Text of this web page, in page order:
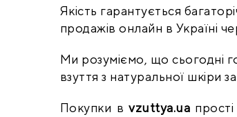
Якість гарантується
продажів онлайн в Україні
Ми розуміємо, що сьогодні
взуття з натуральної шкіри
Покупки в vzuttya.ua